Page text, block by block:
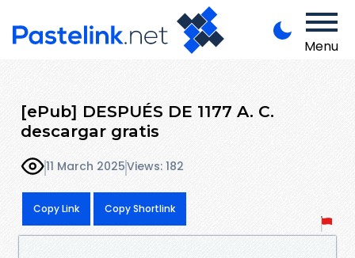
Menu
[ePub] DESPUÉS DE 1177 A. C.
descargar gratis
11 March 2025Views: 182
Copy Link Copy Shortlink